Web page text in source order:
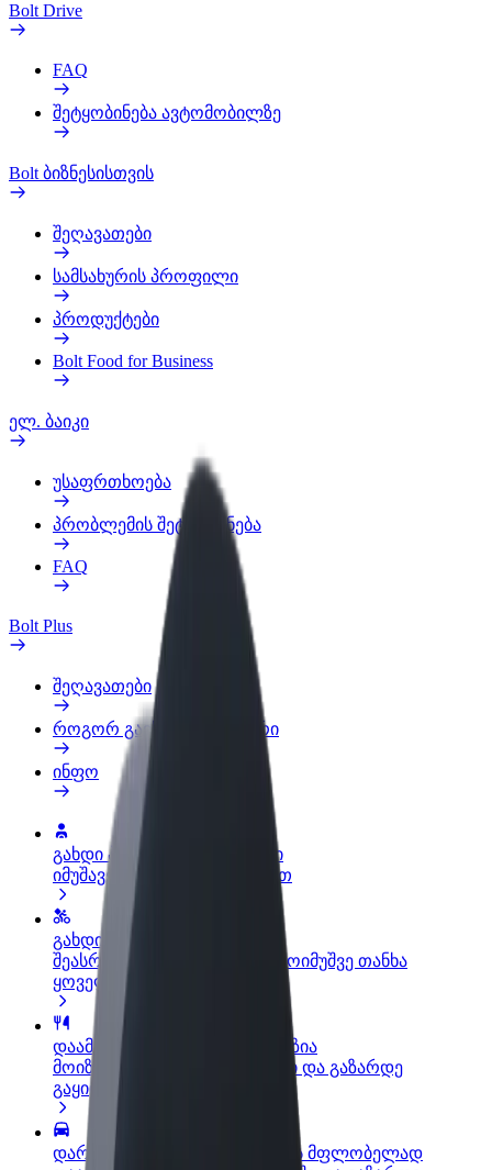
Bolt Drive
FAQ
შეტყობინება ავტომობილზე
Bolt ბიზნესისთვის
შეღავათები
სამსახურის პროფილი
პროდუქტები
Bolt Food for Business
ელ. ბაიკი
უსაფრთხოება
პრობლემის შეტყობინება
FAQ
Bolt Plus
შეღავათები
როგორ გავხდე გამომწერი
ინფო
გახდი პარტნიორი მძღოლი
იმუშავე საკუთარი გრაფიკით
გახდი კურიერი
შეასრულე შეკვეთები და გამოიმუშვე თანხა
ყოველკვირეულად
დაამატე რესტორანი ან მაღაზია
მოიზიდე მეტი მომხმარებელი და გაზარდე
გაყიდვები
დარეგისტრირდი ავტოპარკის მფლობელად